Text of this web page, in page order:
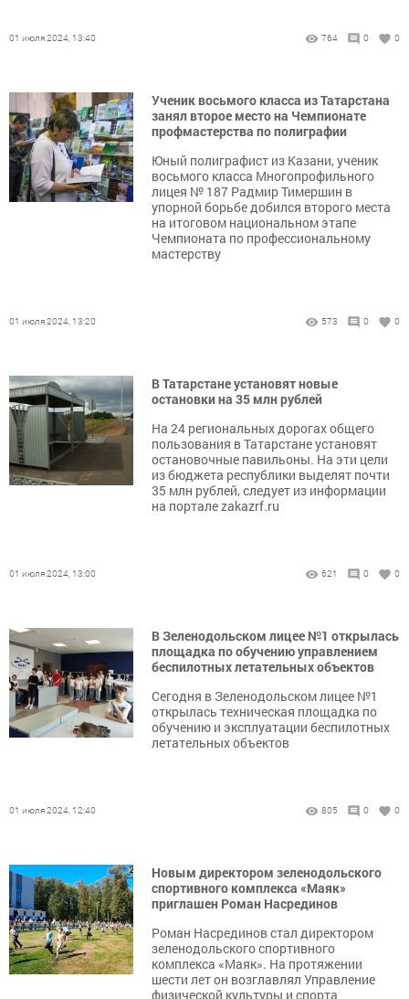
01 июля 2024, 13:40 764 0 0
Ученик восьмого класса из Татарстана
занял второе место на Чемпионате
профмастерства по полиграфии
Юный полиграфист из Казани, ученик
восьмого класса Многопрофильного
лицея № 187 Радмир Тимершин в
упорной борьбе добился второго места
на итоговом национальном этапе
Чемпионата по профессиональному
мастерству
01 июля 2024, 13:20 573 0 0
В Татарстане установят новые
остановки на 35 млн рублей
На 24 региональных дорогах общего
пользования в Татарстане установят
остановочные павильоны. На эти цели
из бюджета республики выделят почти
35 млн рублей, следует из информации
на портале zakazrf.ru
01 июля 2024, 13:00 621 0 0
В Зеленодольском лицее №1 открылась
площадка по обучению управлением
беспилотных летательных объектов
Сегодня в Зеленодольском лицее №1
открылась техническая площадка по
обучению и эксплуатации беспилотных
летательных объектов
01 июля 2024, 12:40 805 0 0
Новым директором зеленодольского
спортивного комплекса «Маяк»
приглашен Роман Насрединов
Роман Насрединов стал директором
зеленодольского спортивного
комплекса «Маяк». На протяжении
шести лет он возглавлял Управление
физической культуры и спорта